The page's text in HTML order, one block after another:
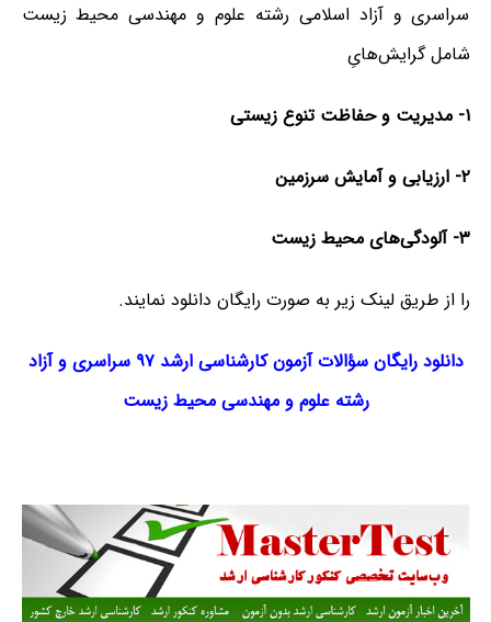
سراسری و آزاد اسلامی رشته علوم و مهندسی محیط زیست
شامل گرایش‌هایِ
۱- مدیریت و حفاظت تنوع زیستی
۲- ارزیابی و آمایش سرزمین
۳- آلودگی‌های محیط زیست
را از طریق لینک‌ زیر به صورت رایگان دانلود نمایند.
دانلود رایگان سؤالات آزمون کارشناسی ارشد ۹۷ سراسری و آزاد
رشته علوم و مهندسی محیط زیست